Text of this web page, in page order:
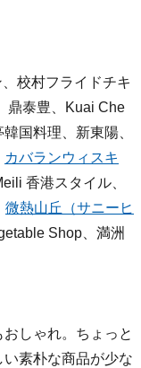
校村フライドチキ
鼎泰豊、Kuai Che
国料理、新東陽、
カバランウィスキ
香港スタイル、
微熱山丘（サニーヒ
Shop、満洲
しゃれ。ちょっと
素朴な商品が少な